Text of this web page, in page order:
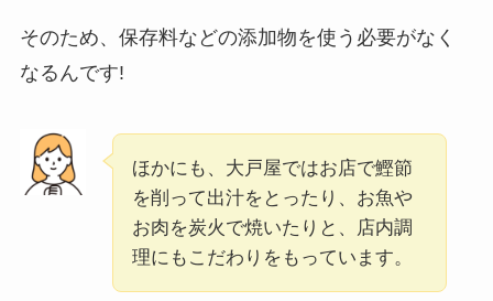
そのため、保存料などの添加物を使う必要がなく
なるんです!
ほかにも、大戸屋ではお店で鰹節
を削って出汁をとったり、お魚や
お肉を炭火で焼いたりと、店内調
理にもこだわりをもっています。